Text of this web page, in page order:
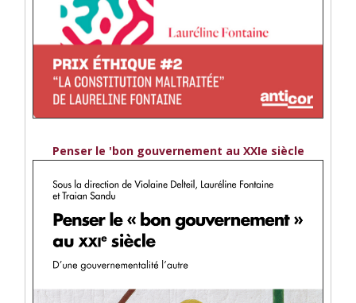
Penser le 'bon gouvernement au XXIe siècle